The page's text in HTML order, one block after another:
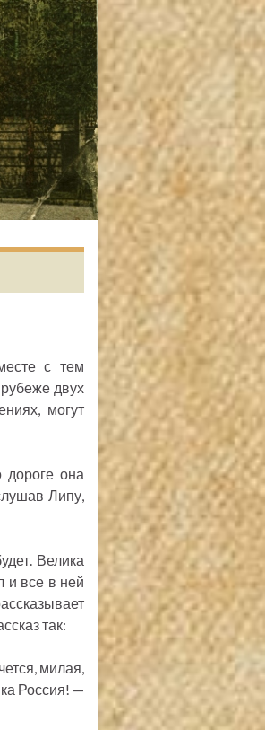
с тем
двух
могут
она
Липу,
Велика
и все в ней
так:
милая,
Россия! —